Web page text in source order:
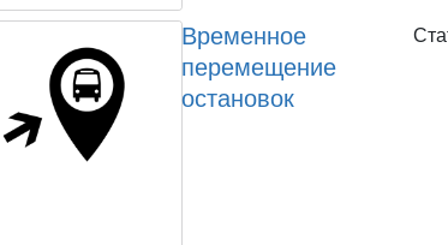
Временное
перемещение
остановок